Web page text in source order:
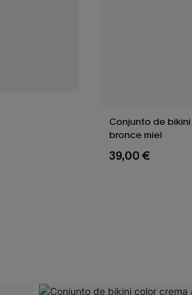
Conjunto de
bronce miel
39,00 €